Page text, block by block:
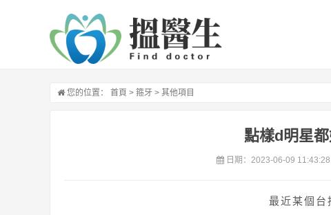
您的位置： 首頁 > 箍牙 > 其他項目
點樣d明星都
日期：2023-06-09 11:43:28
最近某個台